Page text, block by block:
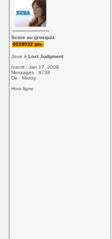
Score au grosquiz
0028032 pts.
Joue àLost Judgment
Inscrit : Jan 17, 2008
Messages : 9738
De : Massy
Hors ligne